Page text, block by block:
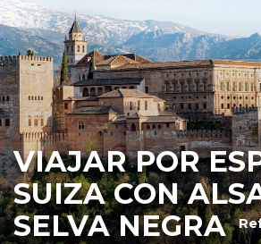
VIAJAR POR
SUIZA CON
SELVA NEGRA